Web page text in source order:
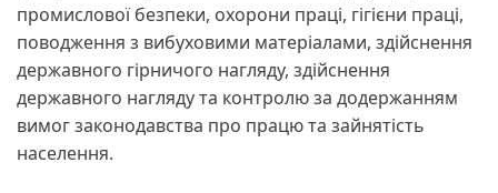
промислової безпеки, охорони праці, гігієни праці,
поводження з вибуховими матеріалами, здійснення
державного гірничого нагляду, здійснення
державного нагляду та контролю за додержанням
вимог законодавства про працю та зайнятість
населення.